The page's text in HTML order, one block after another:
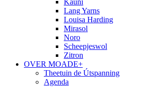
Kauni
Lang Yarns
Louisa Harding
Mirasol
Noro
Scheepjeswol
Zitron
OVER MOADE+
Theetuin de Útspanning
Agenda